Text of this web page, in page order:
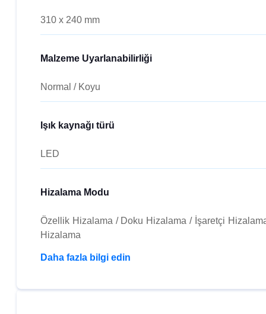
310 x 240 mm
Malzeme Uyarlanabilirliği
Normal / Koyu
Işık kaynağı türü
LED
Hizalama Modu
Özellik Hizalama / Doku Hizalama / İşaretçi
Hizalama
Daha fazla bilgi edin